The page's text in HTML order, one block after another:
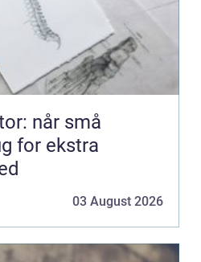
når små
for ekstra
03 August 2026